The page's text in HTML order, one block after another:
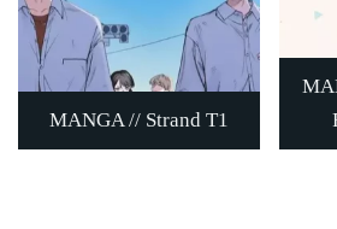
MANGA // Strand T1